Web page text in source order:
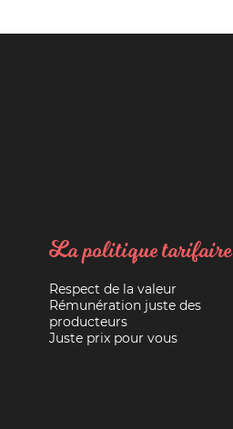
La politique tarifaire
Respect de la valeur
Rémunération juste des
producteurs
Juste prix pour vous